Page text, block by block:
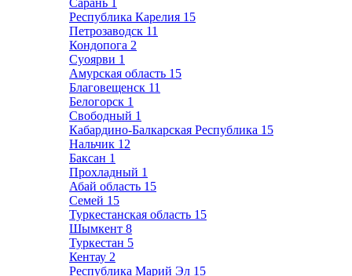
Сарань 1
Республика Карелия 15
Петрозаводск 11
Кондопога 2
Суоярви 1
Амурская область 15
Благовещенск 11
Белогорск 1
Свободный 1
Кабардино-Балкарская Республика 15
Нальчик 12
Баксан 1
Прохладный 1
Абай область 15
Семей 15
Туркестанская область 15
Шымкент 8
Туркестан 5
Кентау 2
Республика Марий Эл 15